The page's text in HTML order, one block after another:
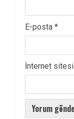
E-posta *
İnternet sitesi